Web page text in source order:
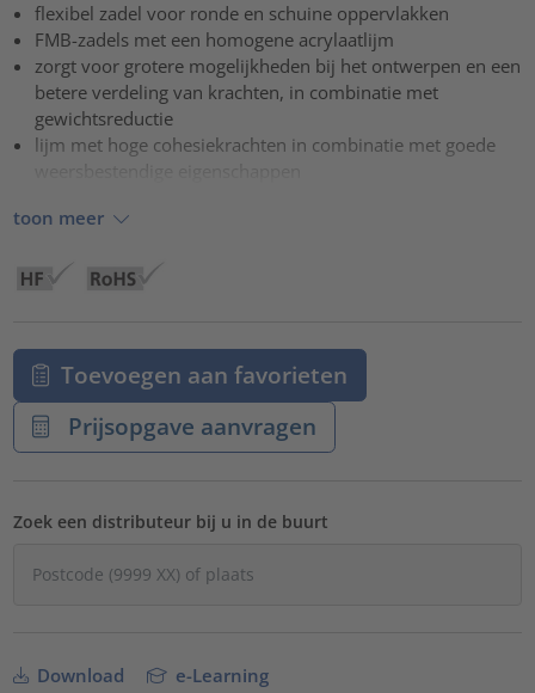
flexibel zadel voor ronde en schuine oppervlakken
FMB-zadels met een homogene acrylaatlijm
zorgt voor grotere mogelijkheden bij het ontwerpen en een
betere verdeling van krachten, in combinatie met
gewichtsreductie
lijm met hoge cohesiekrachten in combinatie met goede
toon meer
Toevoegen aan favorieten
Prijsopgave aanvragen
Zoek een distributeur bij u in de buurt
Download e-Learning